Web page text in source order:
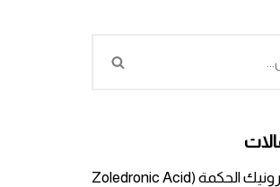
حمض زوليدرونيك الحكمة (Zoledronic Acid